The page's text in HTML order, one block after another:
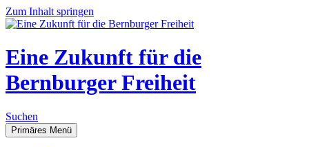
Zum Inhalt springen
Eine Zukunft für die
Bernburger Freiheit
Suchen
Primäres Menü